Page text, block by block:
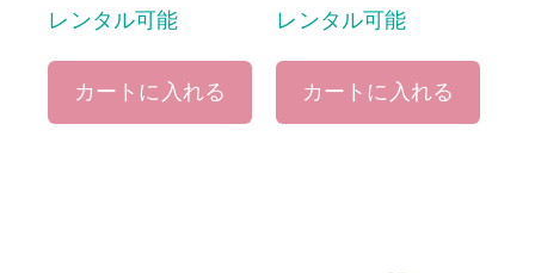
レンタル可能
カートに入れる
レンタル可能
カートに入れる